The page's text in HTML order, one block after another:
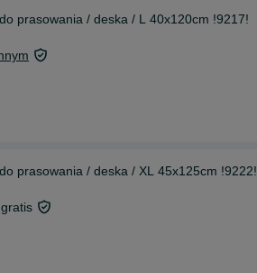
prasowania / deska / L 40x120cm !9217!
prasowania / deska / XL 45x125cm !9222!